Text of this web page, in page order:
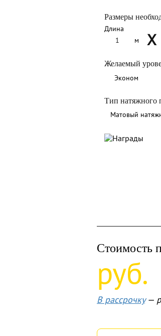
Размеры
Длина
м
X
Желаемый
Эконом
Тип натяжного
Матовый
Стоимость
руб.
В рассрочку—